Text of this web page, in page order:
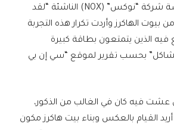
هير هاوس” ومؤسسة شركة “نوكس” (NOX) الناشئة “لقد
الهاكرز وأردت تكرار هذه التجربة
فيه الذين يتمتعون بطاقة كبيرة
بحسب تقرير لموقع “سي إن بي
فيه كان في الغالب من الذكور،
القيام بالعكس وبناء بيت هاكرز مكون